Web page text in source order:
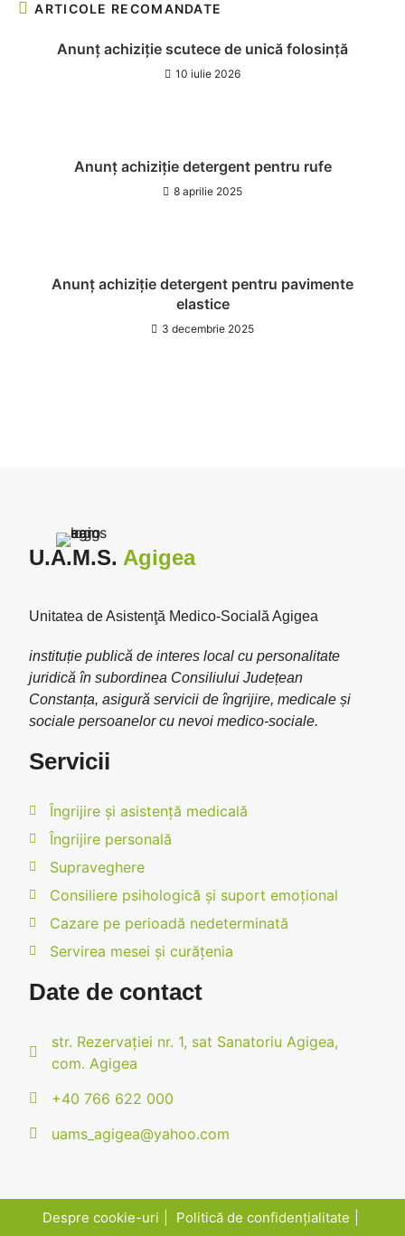
ARTICOLE RECOMANDATE
Anunț achiziție scutece de unică folosință
10 iulie 2026
Anunț achiziție detergent pentru rufe
8 aprilie 2025
Anunț achiziție detergent pentru pavimente
elastice
3 decembrie 2025
U.A.M.S. Agigea
Unitatea de Asistenţă Medico-Socială Agigea
instituție publică de interes local cu personalitate
juridică în subordinea Consiliului Județean
Constanța, asigură servicii de îngrijire, medicale și
sociale persoanelor cu nevoi medico-sociale.
Servicii
Îngrijire și asistență medicală
Îngrijire personală
Supraveghere
Consiliere psihologică și suport emoțional
Cazare pe perioadă nedeterminată
Servirea mesei și curățenia
Date de contact
str. Rezervației nr. 1, sat Sanatoriu Agigea,
com. Agigea
+40 766 622 000
uams_agigea@yahoo.com
Despre cookie-uri Politică de confidențialitate